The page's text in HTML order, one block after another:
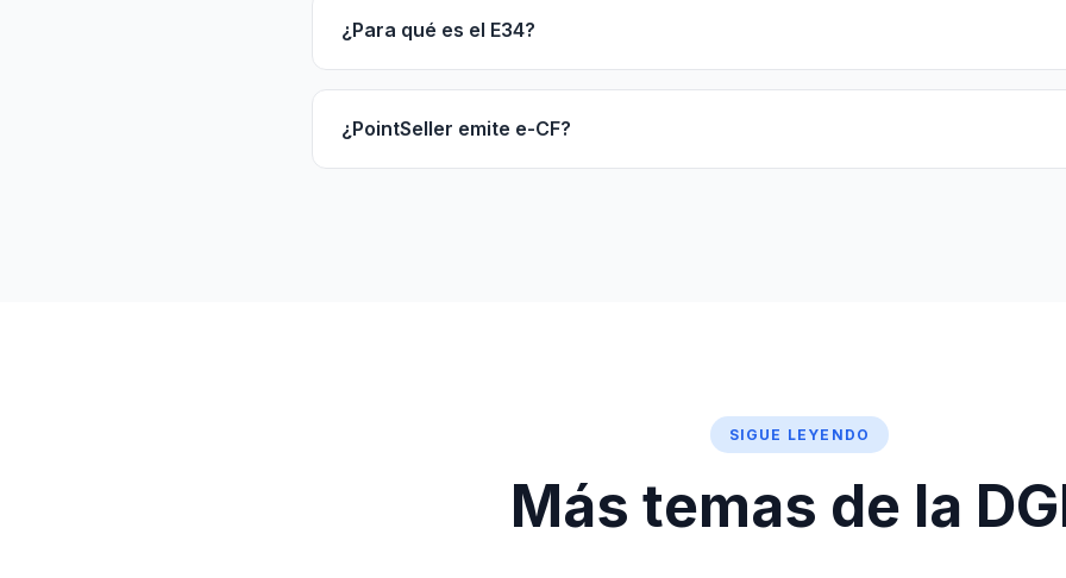
¿Para qué es el E34?
¿PointSeller emite e-CF?
SIGUE LEYENDO
Más temas de la